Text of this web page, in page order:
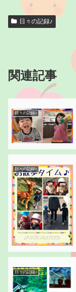
日々の記録♪
関連記事
日々の記録♪
日々の記録♪
日々の記録♪